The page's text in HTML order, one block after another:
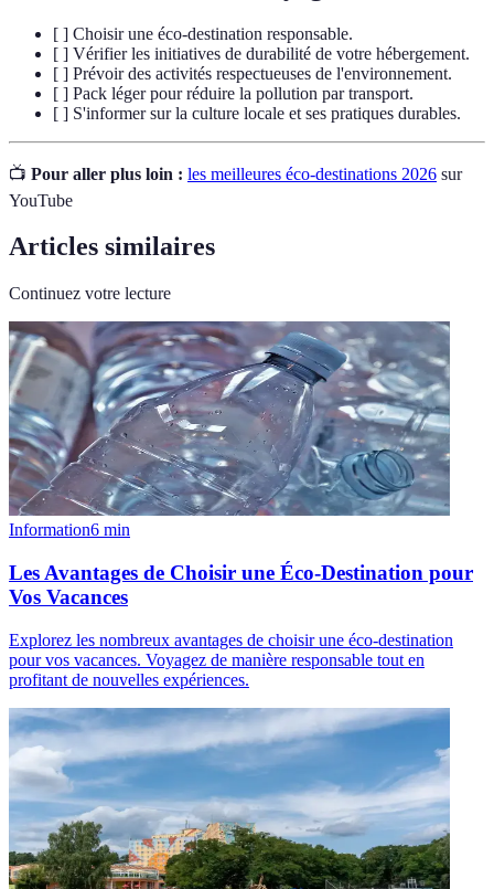
[ ] Choisir une éco-destination responsable.
[ ] Vérifier les initiatives de durabilité de votre hébergement.
[ ] Prévoir des activités respectueuses de l'environnement.
[ ] Pack léger pour réduire la pollution par transport.
[ ] S'informer sur la culture locale et ses pratiques durables.
📺 Pour aller plus loin : les meilleures éco-destinations 2026 sur
YouTube
Articles similaires
Continuez votre lecture
Information6 min
Les Avantages de Choisir une Éco-Destination pour
Vos Vacances
Explorez les nombreux avantages de choisir une éco-destination
pour vos vacances. Voyagez de manière responsable tout en
profitant de nouvelles expériences.